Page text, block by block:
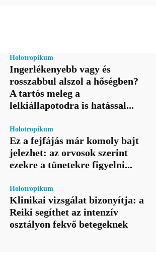
Holotropikum
Ingerlékenyebb vagy és
rosszabbul alszol a hőségben?
A tartós meleg a
lelkiállapotodra is hatással...
Holotropikum
Ez a fejfájás már komoly bajt
jelezhet: az orvosok szerint
ezekre a tünetekre figyelni...
Holotropikum
Klinikai vizsgálat bizonyítja: a
Reiki segíthet az intenzív
osztályon fekvő betegeknek